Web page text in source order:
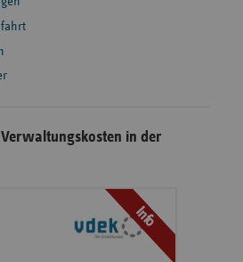
in der
Info